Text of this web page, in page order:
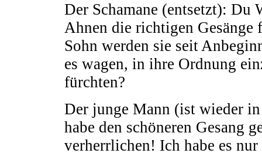
Der Schamane (entsetzt): Du
Ahnen die richtigen Gesänge
Sohn werden sie seit
es wagen, in ihre Ordnung
fürchten?
Der junge Mann (ist wieder
habe den schöneren Gesang
verherrlichen! Ich habe es